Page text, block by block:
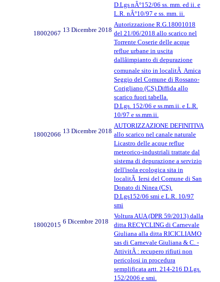
D.Lgs nÂ°152/06 ss. mm. ed ii. e
L.R. nÂ°10/97 e ss. mm. ii.
18002067 13 Dicembre 2018
Autorizzazione R.G.18001018
del 21/06/2018 allo scarico nel
Torrente Coserie delle acque
reflue urbane in uscita
dallâimpianto di depurazione
comunale sito in localitÃ Amica
Seggio del Comune di Rossano-
Corigliano (CS).Diffida allo
scarico fuori tabella.
D.Lgs. 152/06 e ss.mm.ii. e L.R.
10/97 e ss.mm.ii.
18002066 13 Dicembre 2018
AUTORIZZAZIONE DEFINITIVA
allo scarico nel canale naturale
Licastro delle acque reflue
meteorico-industriali trattate dal
sistema di depurazione a servizio
dell'isola ecologica sita in
localitÃ Iersi del Comune di San
Donato di Ninea (CS).
D.Lgs152/06 smi e L.R. 10/97
smi
18002015 6 Dicembre 2018
Voltura AUA (DPR 59/2013) dalla
ditta RECYCLING di Carnevale
Giuliana alla ditta RICICLIAMO
sas di Carnevale Giuliana & C. -
AttivitÃ : recupero rifiuti non
pericolosi in procedura
semplificata artt. 214-216 D.Lgs.
152/2006 e smi.